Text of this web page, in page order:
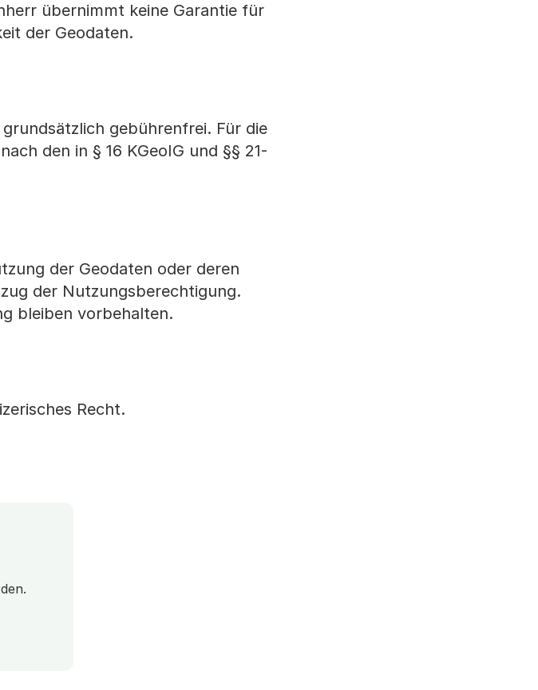
übernimmt keine Garantie für
der Geodaten.
gebührenfrei. Für die
den in § 16 KGeoIG und §§ 21-
der Geodaten oder deren
der Nutzungsberechtigung.
bleiben vorbehalten.
Recht.